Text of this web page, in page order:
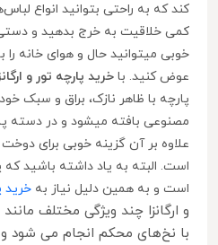
کند که به راحتی بتوانید انواع
کمی خلاقیت به خرج بدهید و
خوبی میتوانید حال و هوای خانه را
عوض کنید. با خرید پارچه تور و
پارچه با ظاهر نازک، براق و سبک
مصنوعی بافته میشود و در دسته
علاوه بر آن گزینه خوبی برای
است. البته به یاد داشته باشید که
است و به همین دلیل نیاز به خرید
و ارگانزا چند ویژگی مختلف
با نخ‌های محکم انجام می شود